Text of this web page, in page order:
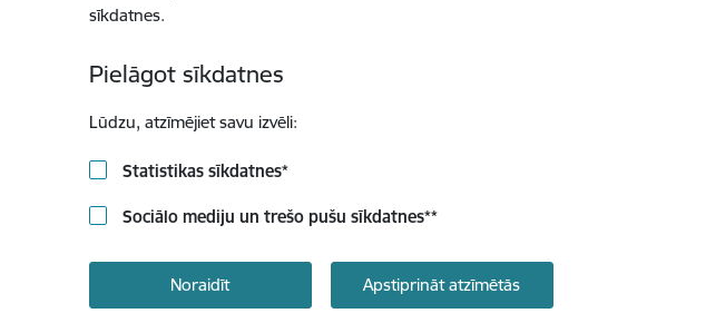
sīkdatnes.
Pielāgot sīkdatnes
Lūdzu, atzīmējiet savu izvēli:
Statistikas sīkdatnes*
Sociālo mediju un trešo pušu sīkdatnes**
Noraidīt Apstiprināt atzīmētās